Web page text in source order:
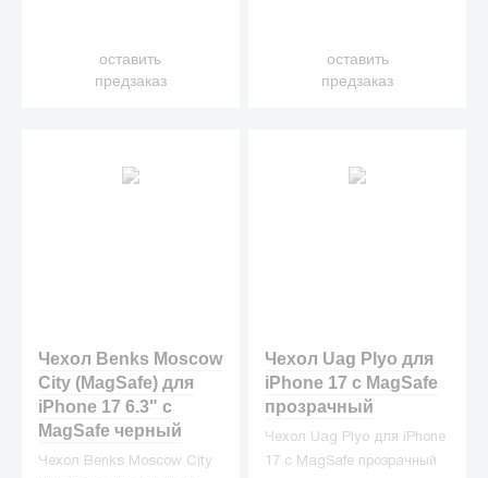
оставить
предзаказ
оставить
предзаказ
Чехол Benks Moscow
City (MagSafe) для
iPhone 17 6.3" с
MagSafe черный
Чехол Benks Moscow City
Чехол Uag Plyo для
iPhone 17 с MagSafe
прозрачный
Чехол Uag Plyo для iPhone
17 с MagSafe прозрачный